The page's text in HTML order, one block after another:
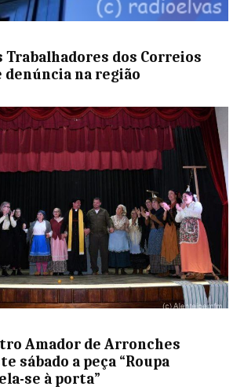
Trabalhadores dos Correios
denúncia na região
Amador de Arronches
sábado a peça “Roupa
se à porta”